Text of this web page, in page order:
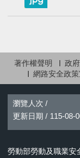
著作權聲明 政
網路安全政
瀏覽人次 /
更新日期 / 115-08-
勞動部勞動及職業安